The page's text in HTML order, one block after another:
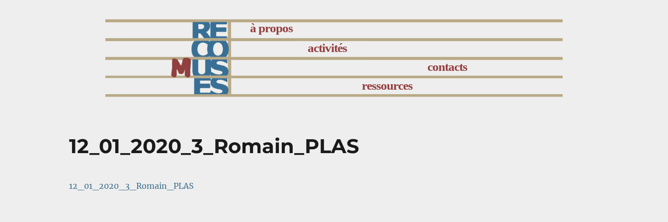
Récomuses
Réseau Cognition Musique Société Enseignement Santé
accueil
à propos
activités
ressources
contacts
12_01_2020_3_Romain_PLAS
12_01_2020_3_Romain_PLAS